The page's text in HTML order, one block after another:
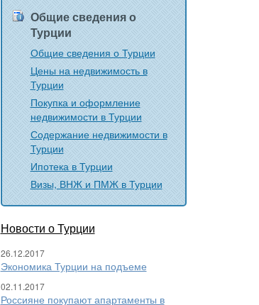
Общие сведения о
Турции
Общие сведения о Турции
Цены на недвижимость в
Турции
Покупка и оформление
недвижимости в Турции
Содержание недвижимости в
Турции
Ипотека в Турции
Визы, ВНЖ и ПМЖ в Турции
Новости о Турции
26.12.2017
Экономика Турции на подъеме
02.11.2017
Россияне покупают апартаменты в